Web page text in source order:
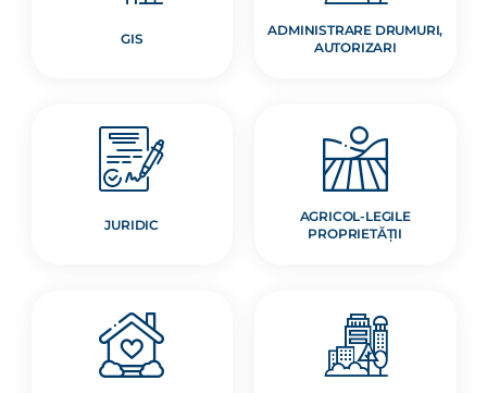
GIS
ADMINISTRARE DRUMURI,
AUTORIZARI
JURIDIC
AGRICOL-LEGILE
PROPRIETĂȚII